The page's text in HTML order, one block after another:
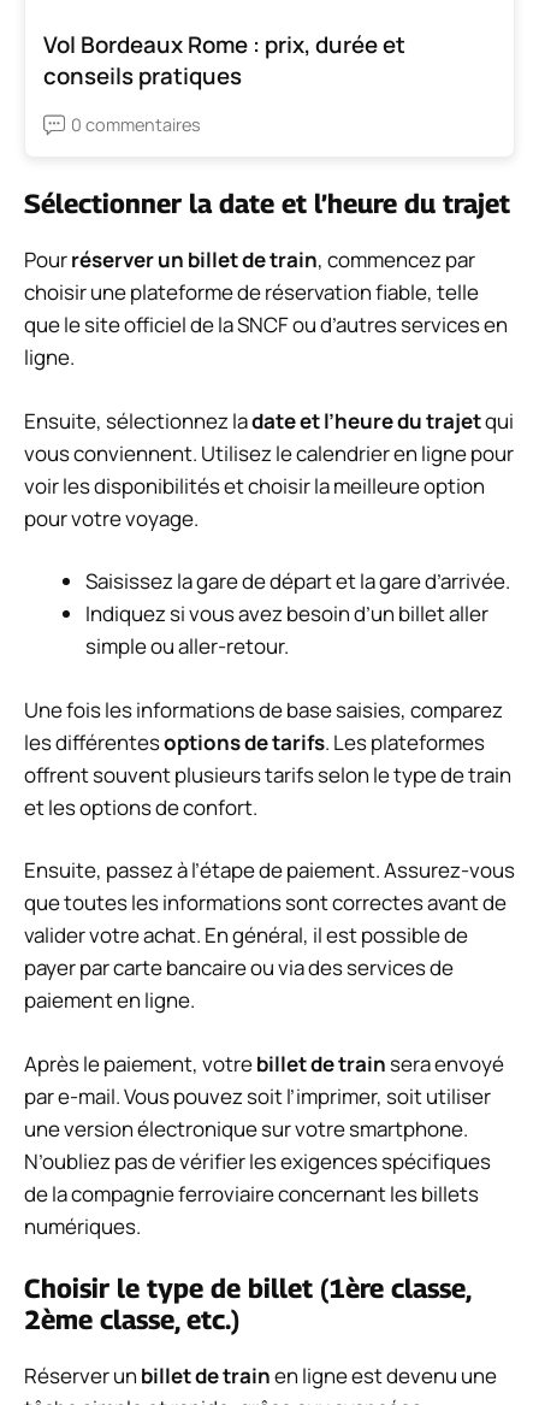
Vol Bordeaux Rome : prix, durée et
conseils pratiques
0 commentaires
Sélectionner la date et l’heure du trajet
Pourréserver un billet de train, commencez par
choisir une plateforme de réservation fiable, telle
que le site officiel de la SNCF ou d’autres services en
ligne.
Ensuite, sélectionnez ladate et l’heure du trajetqui
vous conviennent. Utilisez le calendrier en ligne pour
voir les disponibilités et choisir la meilleure option
pour votre voyage.
Saisissez la gare de départ et la gare d’arrivée.
Indiquez si vous avez besoin d’un billet aller
simple ou aller-retour.
Une fois les informations de base saisies, comparez
les différentesoptions de tarifs. Les plateformes
offrent souvent plusieurs tarifs selon le type de train
et les options de confort.
Ensuite, passez à l’étape de paiement. Assurez-vous
que toutes les informations sont correctes avant de
valider votre achat. En général, il est possible de
payer par carte bancaire ou via des services de
paiement en ligne.
Après le paiement, votrebillet de trainsera envoyé
par e-mail. Vous pouvez soit l’imprimer, soit utiliser
une version électronique sur votre smartphone.
N’oubliez pas de vérifier les exigences spécifiques
de la compagnie ferroviaire concernant les billets
numériques.
Choisir le type de billet (1ère classe,
2ème classe, etc.)
Réserver un billet de trainen ligne est devenu une